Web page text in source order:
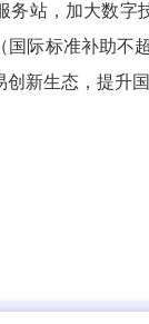
务站，加大数字
际标准补助不
新生态，提升